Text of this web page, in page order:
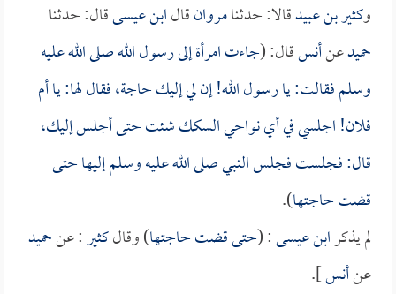
وكثير بن عبيدقالا: حدثنامروانقالابن عيسىقال: حدثنا
حميدعنأنسقال: (جاءت امرأة إلى رسول الله صلى الله عليه
وسلم فقالت: يا رسول الله! إن لي إليك حاجة، فقال لها: يا أم
فلان! اجلسي في أي نواحي السكك شئت حتى أجلس إليك،
قال: فجلست فجلس النبي صلى الله عليه وسلم إليها حتى
قضت حاجتها).
لم يذكرابن عيسى: (حتى قضت حاجتها) وقالكثير: عنحميد
عنأنس].